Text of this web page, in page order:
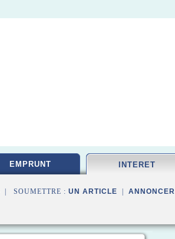
EMPRUNT INTERET
| SOUMETTRE : UN ARTICLE ANNONCER